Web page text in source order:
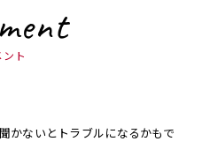
ント
かないとトラブルになるかもで